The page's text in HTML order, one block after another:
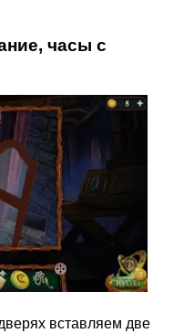
часы с
вставляем две